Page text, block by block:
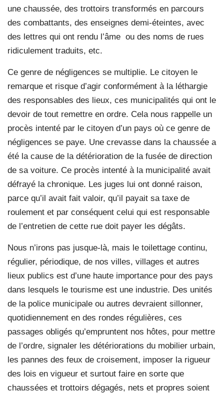
une chaussée, des trottoirs transformés en parcours
des combattants, des enseignes demi-éteintes, avec
des lettres qui ont rendu l’âme ou des noms de rues
ridiculement traduits, etc.
Ce genre de négligences se multiplie. Le citoyen le
remarque et risque d’agir conformément à la léthargie
des responsables des lieux, ces municipalités qui ont le
devoir de tout remettre en ordre. Cela nous rappelle un
procès intenté par le citoyen d’un pays où ce genre de
négligences se paye. Une crevasse dans la chaussée a
été la cause de la détérioration de la fusée de direction
de sa voiture. Ce procès intenté à la municipalité avait
défrayé la chronique. Les juges lui ont donné raison,
parce qu’il avait fait valoir, qu’il payait sa taxe de
roulement et par conséquent celui qui est responsable
de l’entretien de cette rue doit payer les dégâts.
Nous n’irons pas jusque-là, mais le toilettage continu,
régulier, périodique, de nos villes, villages et autres
lieux publics est d’une haute importance pour des pays
dans lesquels le tourisme est une industrie. Des unités
de la police municipale ou autres devraient sillonner,
quotidiennement en des rondes régulières, ces
passages obligés qu’empruntent nos hôtes, pour mettre
de l’ordre, signaler les détériorations du mobilier urbain,
les pannes des feux de croisement, imposer la rigueur
des lois en vigueur et surtout faire en sorte que
chaussées et trottoirs dégagés, nets et propres soient